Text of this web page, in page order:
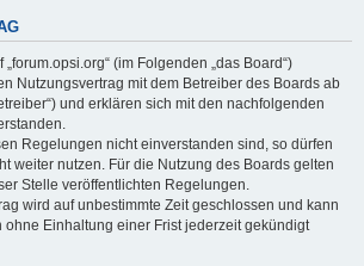
„forum.opsi.org“ (im Folgenden „das Board“)
Nutzungsvertrag mit dem Betreiber des Boards ab
und erklären sich mit den nachfolgenden
Regelungen nicht einverstanden sind, so dürfen
weiter nutzen. Für die Nutzung des Boards gelten
Stelle veröffentlichten Regelungen.
wird auf unbestimmte Zeit geschlossen und kann
ohne Einhaltung einer Frist jederzeit gekündigt